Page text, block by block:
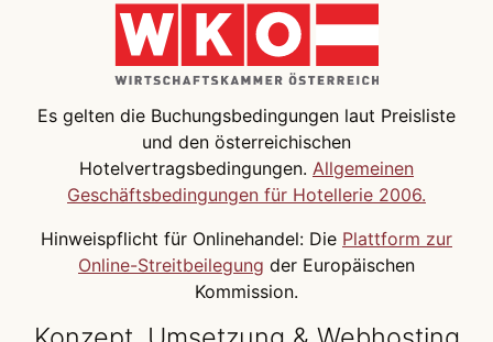
Es gelten die Buchungsbedingungen laut Preisliste
und den österreichischen
Hotelvertragsbedingungen. Allgemeinen
Geschäftsbedingungen für Hotellerie 2006.
Hinweispflicht für Onlinehandel: Die Plattform zur
Online-Streitbeilegung der Europäischen
Kommission.